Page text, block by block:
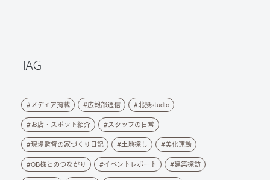
TAG
メディア掲載 広報部通信 北摂studio
お店・スポット紹介 スタッフの日常
現場監督の家づくり日記 土地探し 美化運動
OB様とのつながり イベントレポート 建築探訪